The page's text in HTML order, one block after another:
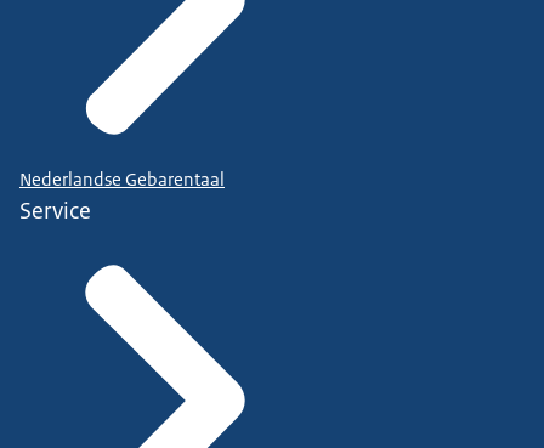
Nederlandse Gebarentaal
Service